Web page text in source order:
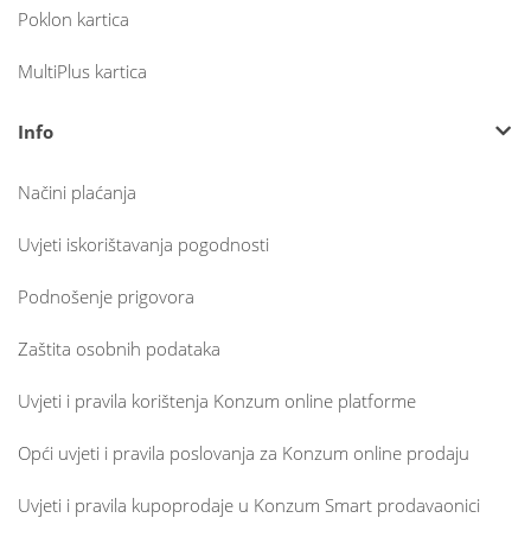
Poklon kartica
MultiPlus kartica
Info
Načini plaćanja
Uvjeti iskorištavanja pogodnosti
Podnošenje prigovora
Zaštita osobnih podataka
Uvjeti i pravila korištenja Konzum online platforme
Opći uvjeti i pravila poslovanja za Konzum online prodaju
Uvjeti i pravila kupoprodaje u Konzum Smart prodavaonici